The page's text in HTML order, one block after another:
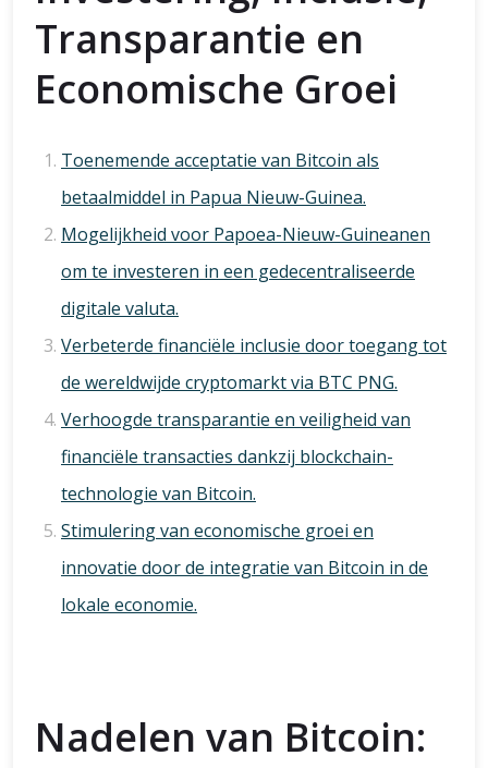
Transparantie en
Economische Groei
Toenemende acceptatie van Bitcoin als
betaalmiddel in Papua Nieuw-Guinea.
Mogelijkheid voor Papoea-Nieuw-Guineanen
om te investeren in een gedecentraliseerde
digitale valuta.
Verbeterde financiële inclusie door toegang tot
de wereldwijde cryptomarkt via BTC PNG.
Verhoogde transparantie en veiligheid van
financiële transacties dankzij blockchain-
technologie van Bitcoin.
Stimulering van economische groei en
innovatie door de integratie van Bitcoin in de
lokale economie.
Nadelen van Bitcoin: